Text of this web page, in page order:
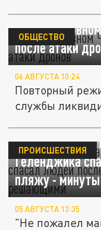
В
после атаки
ОБЩЕСТВО
06 АВГУСТА 10:24
Повторный
службы
"Сам не мог,
Геленджика
пляжу -
ПРОИСШЕСТВИЯ
05 АВГУСТА 13:35
"Не пожалел